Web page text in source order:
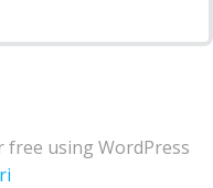
free using WordPress